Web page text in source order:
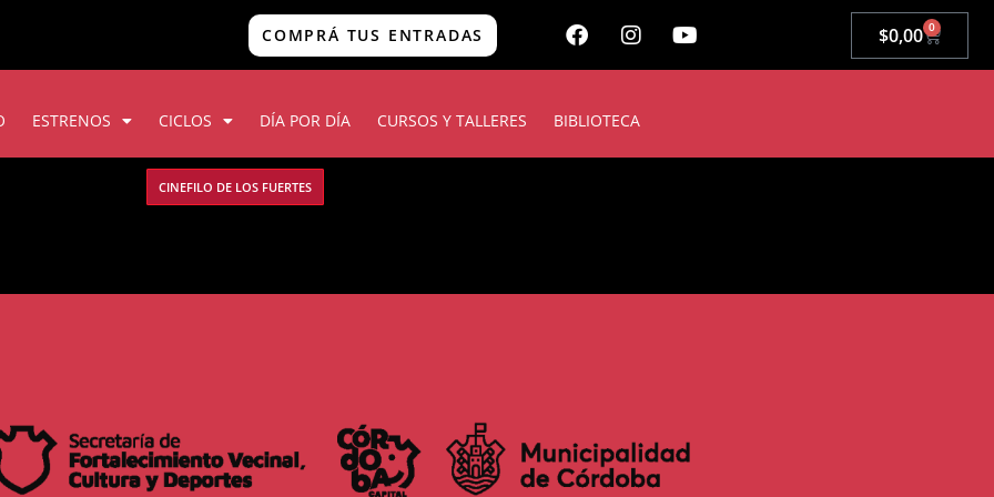
COMPRÁ TUS ENTRADAS $0,00 0
ESTRENOS CICLOS DÍA POR DÍA CURSOS Y TALLERES BIBLIOTECA
CINEFILO DE LOS FUERTES